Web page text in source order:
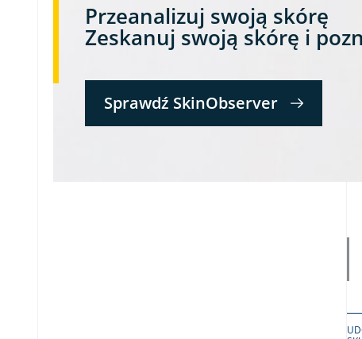
Przeanalizuj swoją skórę
Zeskanuj swoją skórę i
Sprawdź SkinObserver